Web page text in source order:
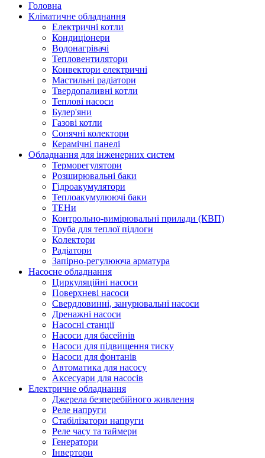
Головна
Кліматичне обладнання
Електричні котли
Кондиціонери
Водонагрівачі
Тепловентилятори
Конвектори електричні
Мастильні радіатори
Твердопаливні котли
Теплові насоси
Булер'яни
Газові котли
Сонячні колектори
Керамічні панелі
Обладнання для інженерних систем
Терморегулятори
Розширювальні баки
Гідроакумулятори
Теплоакумулюючі баки
ТЕНи
Контрольно-вимірювальні прилади (КВП)
Труба для теплої підлоги
Колектори
Радіатори
Запірно-регулююча арматура
Насосне обладнання
Циркуляційні насоси
Поверхневі насоси
Свердловинні, занурювальні насоси
Дренажні насоси
Насосні станції
Насоси для басейнів
Насоси для підвищення тиску
Насоси для фонтанів
Автоматика для насосу
Аксесуари для насосів
Електричне обладнання
Джерела безперебійного живлення
Реле напруги
Стабілізатори напруги
Реле часу та таймери
Генератори
Інвертори